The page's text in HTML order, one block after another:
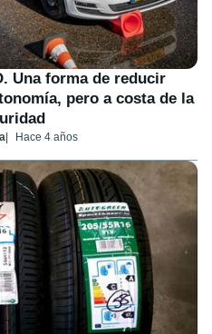
Una forma de reducir
pero a costa de la
Hace 4 años